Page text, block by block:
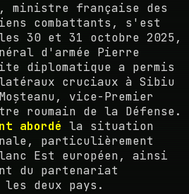
ministre française des
combattants, s'est
30 et 31 octobre 2025,
d'armée Pierre
diplomatique a permis
cruciaux à Sibiu
vice-Premier
roumain de la Défense.
abordé la situation
particulièrement
Est européen, ainsi
du partenariat
deux pays.